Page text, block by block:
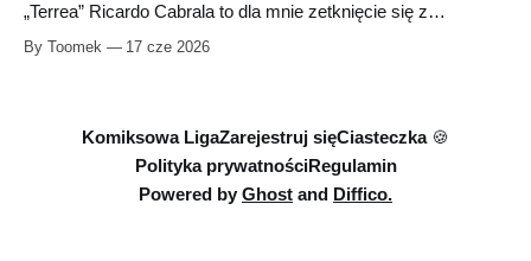
oraz
„Terrea” Ricardo Cabrala to dla mnie zetknięcie się z
komiksem innym niż - mówiąc w dużym uproszczeniu -
superhero. Dzieło portugalskiego artysty zaciekawiło mnie
By Toomek 17 cze 2026
Komiksowa LigaZarejestruj sięCiasteczka 🍪
Polityka prywatnościRegulamin
Powered by Ghost and Diffico.